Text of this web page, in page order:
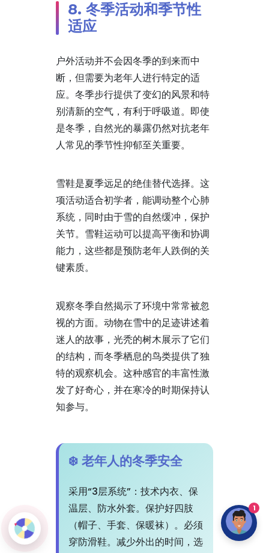
8. 冬季活动和季节性
适应
户外活动并不会因冬季的到来而中
断，但需要为老年人进行特定的适
应。冬季步行提供了变幻的风景和特
别清新的空气，有利于呼吸道。即使
是冬季，自然光的暴露仍然对抗老年
人常见的季节性抑郁至关重要。
雪鞋是夏季远足的绝佳替代选择。这
项活动适合初学者，能调动整个心肺
系统，同时由于雪的自然缓冲，保护
关节。雪鞋运动可以提高平衡和协调
能力，这些都是预防老年人跌倒的关
键素质。
观察冬季自然揭示了环境中常常被忽
视的方面。动物在雪中的足迹讲述着
迷人的故事，光秃的树木展示了它们
的结构，而冬季栖息的鸟类提供了独
特的观察机会。这种感官的丰富性激
发了好奇心，并在寒冷的时期保持认
知参与。
❄️ 老年人的冬季安全
采用“3层系统”：技术内衣、保
温层、防水外套。保护好四肢
（帽子、手套、保暖袜）。必须
穿防滑鞋。减少外出的时间，选
1